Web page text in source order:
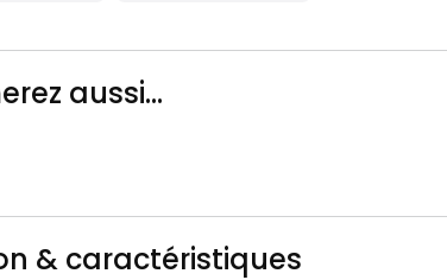
aussi...
& caractéristiques